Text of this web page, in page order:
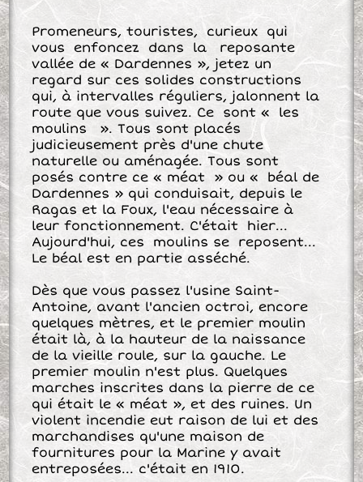
Promeneurs, touristes, curieux qui
vous enfoncez dans la reposante
vallée de « Dardennes », jetez un
regard sur ces solides constructions
qui, à intervalles réguliers, jalonnent la
route que vous suivez. Ce sont « les
moulins ». Tous sont placés
judicieusement près d'une chute
naturelle ou aménagée. Tous sont
posés contre ce « méat » ou « béal de
Dardennes » qui conduisait, depuis le
Ragas et la Foux, l'eau nécessaire à
leur fonctionnement. C'était hier...
Aujourd'hui, ces moulins se reposent...
Le béal est en partie asséché.
Dès que vous passez l'usine Saint-
Antoine, avant l'ancien octroi, encore
quelques mètres, et le premier moulin
était là, à la hauteur de la naissance
de la vieille roule, sur la gauche. Le
premier moulin n'est plus. Quelques
marches inscrites dans la pierre de ce
qui était le « méat », et des ruines. Un
violent incendie eut raison de lui et des
marchandises qu'une maison de
fournitures pour la Marine y avait
entreposées... c'était en 1910.